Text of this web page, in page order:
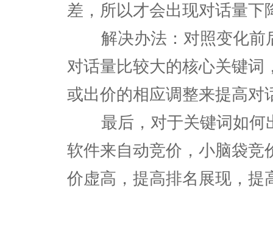
差，所以才会出现对话量下
解决办法：对照变化前
对话量比较大的核心关键
或出价的相应调整来提高对
最后，对于关键词如何
软件来自动竞价，小脑袋竞
价虚高，提高排名展现，提